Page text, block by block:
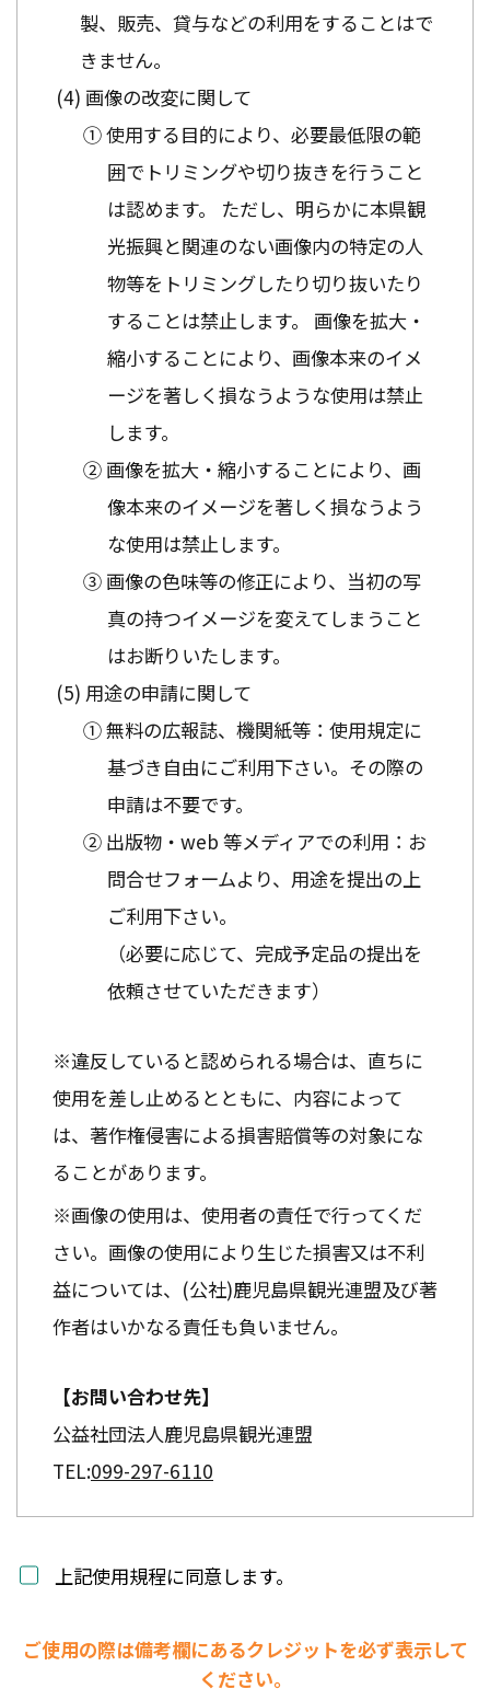
製、販売、貸与などの利用をすることはで
きません。
画像の改変に関して
① 使用する目的により、必要最低限の範
囲でトリミングや切り抜きを行うこと
は認めます。 ただし、明らかに本県観
光振興と関連のない画像内の特定の人
物等をトリミングしたり切り抜いたり
することは禁止します。 画像を拡大・
縮小することにより、画像本来のイメ
ージを著しく損なうような使用は禁止
します。
② 画像を拡大・縮小することにより、画
像本来のイメージを著しく損なうよう
な使用は禁止します。
③ 画像の色味等の修正により、当初の写
真の持つイメージを変えてしまうこと
はお断りいたします。
用途の申請に関して
① 無料の広報誌、機関紙等：使用規定に
基づき自由にご利用下さい。その際の
申請は不要です。
② 出版物・web 等メディアでの利用：お
問合せフォームより、用途を提出の上
ご利用下さい。
（必要に応じて、完成予定品の提出を
依頼させていただきます）
※違反していると認められる場合は、直ちに
使用を差し止めるとともに、内容によって
は、著作権侵害による損害賠償等の対象にな
ることがあります。
※画像の使用は、使用者の責任で行ってくだ
さい。画像の使用により生じた損害又は不利
益については、(公社)鹿児島県観光連盟及び著
作者はいかなる責任も負いません。
【お問い合わせ先】
公益社団法人鹿児島県観光連盟
TEL:099-297-6110
上記使用規程に同意します。
ご使用の際は備考欄にあるクレジットを必ず表示して
ください。